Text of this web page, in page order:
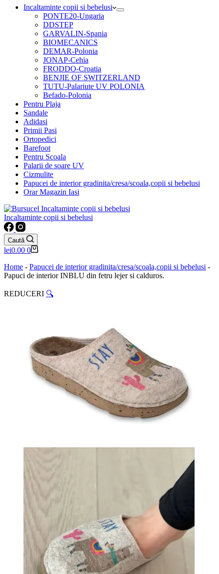
Incaltaminte copii si bebelusi
PONTE20-Ungaria
DDSTEP
GARVALIN-Spania
BIOMECANICS
DEMAR-Polonia
JONAP-Cehia
FRODDO-Croatia
BENJIE OF SWITZERLAND
TUTU-Palariute UV POLONIA
Befado-Polonia
Pentru Plaja
Sandale
Adidasi
Primii Pasi
Ortopedici
Barefoot
Pentru Scoala
Palarii de soare UV
Cizmulite
Papucei de interior gradinita/cresa/scoala,copii si bebelusi
Orar Magazin Iasi
Incaltaminte copii si bebelusi
Caută
Coș
cumpărături
lei0.00 0
Home - Papucei de interior gradinita/cresa/scoala,copii si bebelusi -
Papuci de interior INBLU din fetru lejer si calduros.
REDUCERI 🔍